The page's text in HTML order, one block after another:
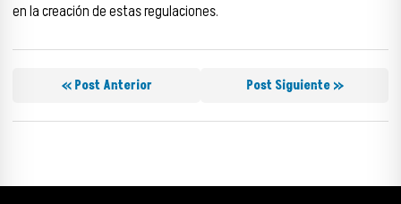
en la creación de estas regulaciones.
« Post Anterior Post Siguiente »